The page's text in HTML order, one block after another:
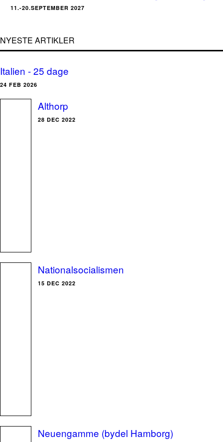
11.-20.SEPTEMBER 2027
NYESTE ARTIKLER
Italien - 25 dage
24 FEB 2026
Althorp
28 DEC 2022
Nationalsocialismen
15 DEC 2022
Neuengamme (bydel Hamborg)